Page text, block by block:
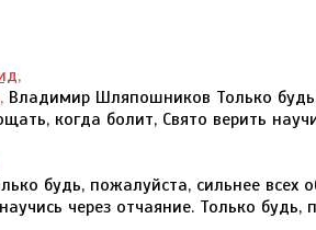
Владимир Шляпошников Только
когда болит, Свято верить
будь, пожалуйста, сильнее всех
через отчаяние. Только будь,